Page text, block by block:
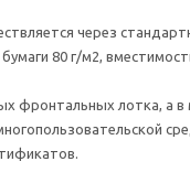
через
80 г/м2,
фронтальных лотка, а